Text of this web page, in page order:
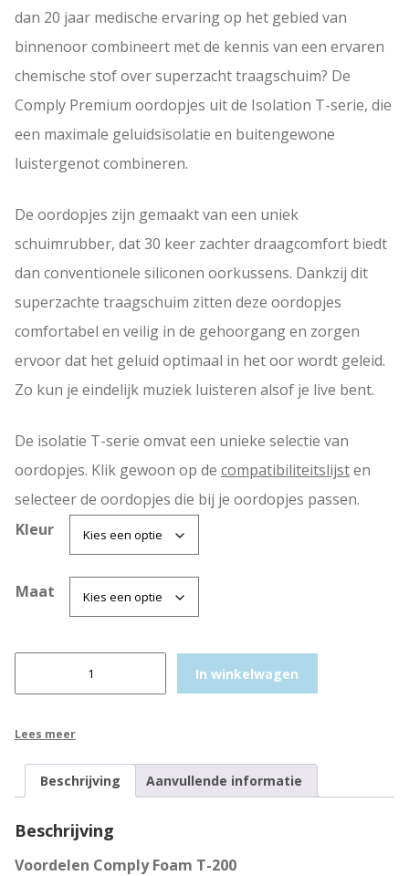
r
s
p
r
k
k
e
p
r
j
s
w
1
9
i
d
i
p
i
s
:
€
9
,
5
0
.
dan 20 jaar medische ervaring op het gebied van
binnenoor combineert met de kennis van een ervaren
chemische stof over superzacht traagschuim? De
Comply Premium oordopjes uit de Isolation T-serie, die
een maximale geluidsisolatie en buitengewone
luistergenot combineren.
De oordopjes zijn gemaakt van een uniek
schuimrubber, dat 30 keer zachter draagcomfort biedt
dan conventionele siliconen oorkussens. Dankzij dit
superzachte traagschuim zitten deze oordopjes
comfortabel en veilig in de gehoorgang en zorgen
ervoor dat het geluid optimaal in het oor wordt geleid.
Zo kun je eindelijk muziek luisteren alsof je live bent.
De isolatie T-serie omvat een unieke selectie van
oordopjes. Klik gewoon op de compatibiliteitslijsten
selecteer de oordopjes die bij je oordopjes passen.
Kleur
Maat
p
F
a
m
In winkelwagen
Lees meer
Beschrijving Aanvullende informatie
Beschrijving
Voordelen Comply Foam T-200